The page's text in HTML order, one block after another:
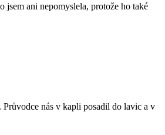
jsem ani nepomyslela, protože ho také
nás v kapli posadil do lavic a v